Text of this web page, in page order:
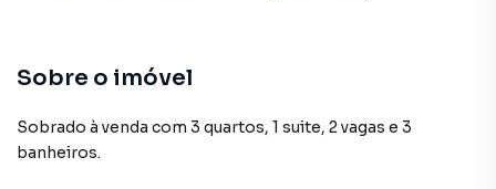
Sobre o imóvel
Sobrado à venda com 3 quartos, 1 suite, 2 vagas e 3
banheiros.